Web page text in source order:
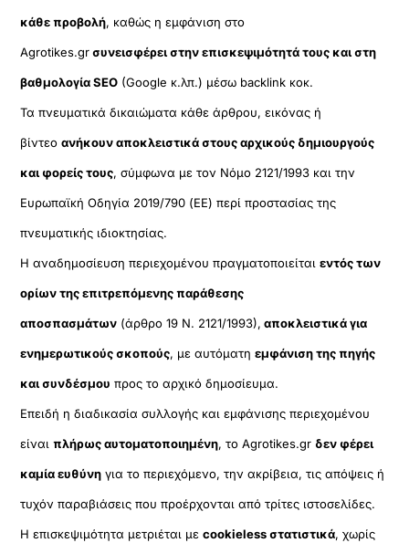
κάθε προβολή, καθώς η εμφάνιση στο
Agrotikes.grσυνεισφέρει στην επισκεψιμότητά τους και στη
βαθμολογία SEO (Google κ.λπ.) μέσω backlink κοκ.
Τα πνευματικά δικαιώματα κάθε άρθρου, εικόνας ή
βίντεοανήκουν αποκλειστικά στους αρχικούς δημιουργούς
και φορείς τους, σύμφωνα με τον Νόμο 2121/1993 και την
Ευρωπαϊκή Οδηγία 2019/790 (ΕΕ) περί προστασίας της
πνευματικής ιδιοκτησίας.
Η αναδημοσίευση περιεχομένου πραγματοποιείταιεντός των
ορίων της επιτρεπόμενης παράθεσης
αποσπασμάτων (άρθρο 19 Ν. 2121/1993), αποκλειστικά για
ενημερωτικούς σκοπούς, με αυτόματηεμφάνιση της πηγής
και συνδέσμου προς το αρχικό δημοσίευμα.
Επειδή η διαδικασία συλλογής και εμφάνισης περιεχομένου
είναιπλήρως αυτοματοποιημένη, το Agrotikes.gr δεν φέρει
καμία ευθύνη για το περιεχόμενο, την ακρίβεια, τις απόψεις ή
τυχόν παραβιάσεις που προέρχονται από τρίτες ιστοσελίδες.
Η επισκεψιμότητα μετριέται μεcookieless στατιστικά, χωρίς